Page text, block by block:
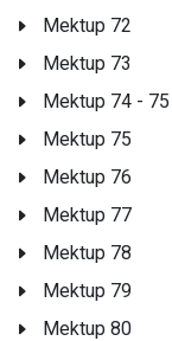
Mektup 72
Mektup 73
Mektup 74 - 75
Mektup 75
Mektup 76
Mektup 77
Mektup 78
Mektup 79
Mektup 80